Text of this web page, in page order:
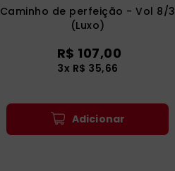
Caminho de perfeição - Vol 8/3
(Luxo)
R$ 107,00
3x R$ 35,66
Adicionar